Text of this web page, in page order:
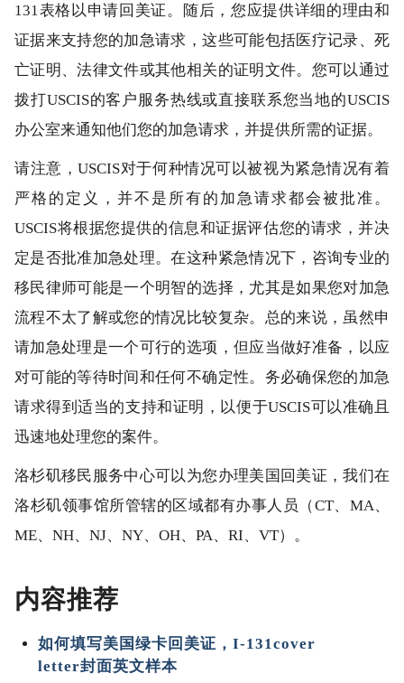
131表格以申请回美证。随后，您应提供详细的理由和
证据来支持您的加急请求，这些可能包括医疗记录、死
亡证明、法律文件或其他相关的证明文件。您可以通过
拨打USCIS的客户服务热线或直接联系您当地的USCIS
办公室来通知他们您的加急请求，并提供所需的证据。
请注意，USCIS对于何种情况可以被视为紧急情况有着
严格的定义，并不是所有的加急请求都会被批准。
USCIS将根据您提供的信息和证据评估您的请求，并决
定是否批准加急处理。在这种紧急情况下，咨询专业的
移民律师可能是一个明智的选择，尤其是如果您对加急
流程不太了解或您的情况比较复杂。总的来说，虽然申
请加急处理是一个可行的选项，但应当做好准备，以应
对可能的等待时间和任何不确定性。务必确保您的加急
请求得到适当的支持和证明，以便于USCIS可以准确且
迅速地处理您的案件。
洛杉矶移民服务中心可以为您办理美国回美证，我们在
洛杉矶领事馆所管辖的区域都有办事人员（CT、MA、
ME、NH、NJ、NY、OH、PA、RI、VT）。
内容推荐
如何填写美国绿卡回美证，I-131cover
letter封面英文样本